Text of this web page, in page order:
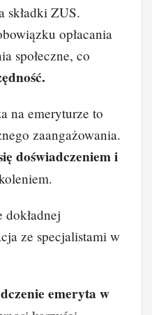
składki ZUS.
opłacania
społeczne, co
na emeryturze to
zaangażowania.
doświadczeniem i
dokładnej
ze specjalistami w
emeryta w